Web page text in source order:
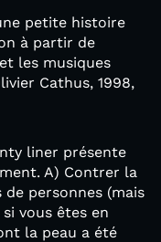
petite histoire
à partir de
les musiques
Cathus, 1998,
liner présente
A) Contrer la
personnes (mais
vous êtes en
la peau a été